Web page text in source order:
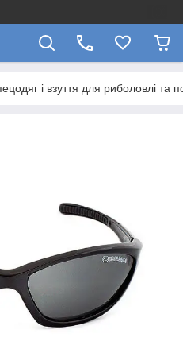
і взуття для риболовлі та